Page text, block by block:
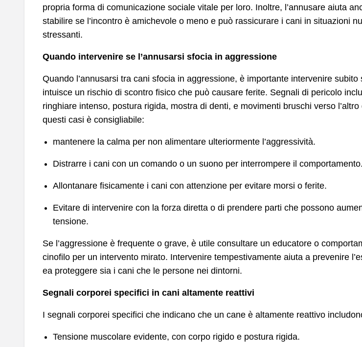
propria forma di comunicazione sociale vitale per loro. Inoltre, l’annusare aiuta
stabilire se l’incontro è amichevole o meno e può rassicurare i cani in situazioni
stressanti.
Quando intervenire se l’annusarsi sfocia in aggressione
Quando l’annusarsi tra cani sfocia in aggressione, è importante intervenire subito
intuisce un rischio di scontro fisico che può causare ferite. Segnali di pericolo
ringhiare intenso, postura rigida, mostra di denti, e movimenti bruschi verso l’altro
questi casi è consigliabile:
mantenere la calma per non alimentare ulteriormente l’aggressività.
Distrarre i cani con un comando o un suono per interrompere il comportamento.
Allontanare fisicamente i cani con attenzione per evitare morsi o ferite.
Evitare di intervenire con la forza diretta o di prendere parti che possono
tensione.
Se l’aggressione è frequente o grave, è utile consultare un educatore o
cinofilo per un intervento mirato. Intervenire tempestivamente aiuta a prevenire
ea proteggere sia i cani che le persone nei dintorni.
Segnali corporei specifici in cani altamente reattivi
I segnali corporei specifici che indicano che un cane è altamente reattivo
Tensione muscolare evidente, con corpo rigido e postura rigida.